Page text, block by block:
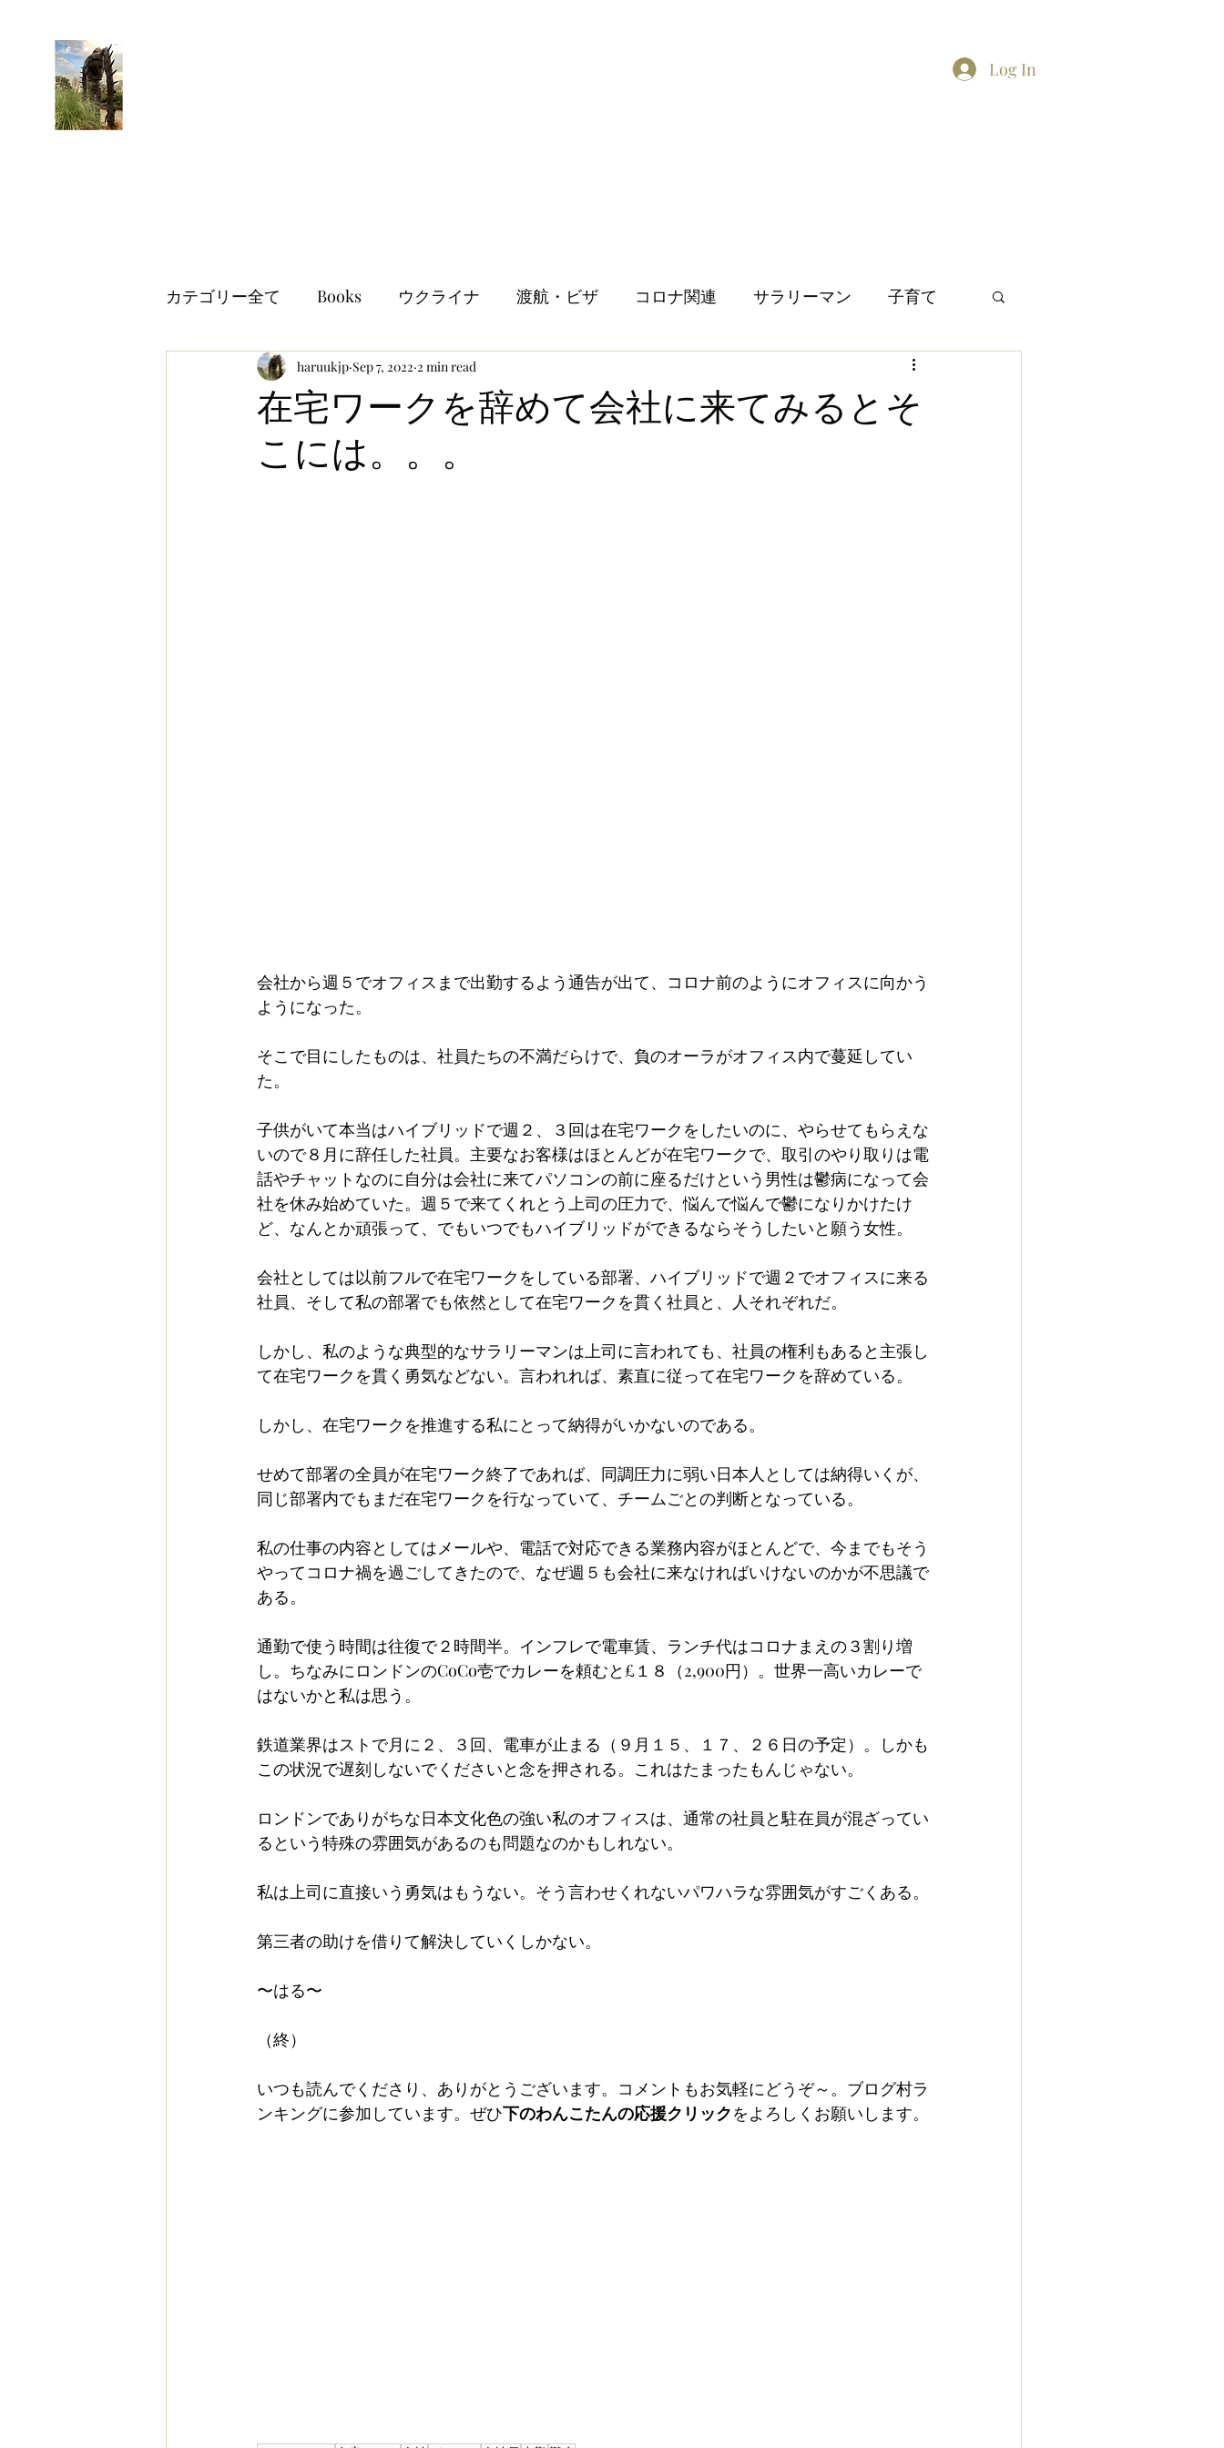
About Contact
Log In
カテゴリー全て Books ウクライナ 渡航・ビザ コロナ関連 サラリーマン 子育て
世界情勢 イギリス生活 健康 日本文化
スポーツ
在宅ワークを辞めて会社に来てみるとそ
こには。。。
haruukjp Sep 7, 2022 2 min read
会社から週５でオフィスまで出勤するよう通告が出て、コロナ前のようにオフィスに向かう
ようになった。
そこで目にしたものは、社員たちの不満だらけで、負のオーラがオフィス内で蔓延してい
た。
子供がいて本当はハイブリッドで週２、３回は在宅ワークをしたいのに、やらせてもらえな
いので８月に辞任した社員。主要なお客様はほとんどが在宅ワークで、取引のやり取りは電
話やチャットなのに自分は会社に来てパソコンの前に座るだけという男性は鬱病になって会
社を休み始めていた。週５で来てくれとう上司の圧力で、悩んで悩んで鬱になりかけたけ
ど、なんとか頑張って、でもいつでもハイブリッドができるならそうしたいと願う女性。
会社としては以前フルで在宅ワークをしている部署、ハイブリッドで週２でオフィスに来る
社員、そして私の部署でも依然として在宅ワークを貫く社員と、人それぞれだ。
しかし、私のような典型的なサラリーマンは上司に言われても、社員の権利もあると主張し
て在宅ワークを貫く勇気などない。言われれば、素直に従って在宅ワークを辞めている。
しかし、在宅ワークを推進する私にとって納得がいかないのである。
せめて部署の全員が在宅ワーク終了であれば、同調圧力に弱い日本人としては納得いくが、
同じ部署内でもまだ在宅ワークを行なっていて、チームごとの判断となっている。
私の仕事の内容としてはメールや、電話で対応できる業務内容がほとんどで、今までもそう
やってコロナ禍を過ごしてきたので、なぜ週５も会社に来なければいけないのかが不思議で
ある。
通勤で使う時間は往復で２時間半。インフレで電車賃、ランチ代はコロナまえの３割り増
し。ちなみにロンドンのCoCo壱でカレーを頼むと£１８（2,900円）。世界一高いカレーで
はないかと私は思う。
鉄道業界はストで月に２、３回、電車が止まる（９月１５、１７、２６日の予定）。しかも
この状況で遅刻しないでくださいと念を押される。これはたまったもんじゃない。
ロンドンでありがちな日本文化色の強い私のオフィスは、通常の社員と駐在員が混ざってい
るという特殊の雰囲気があるのも問題なのかもしれない。
私は上司に直接いう勇気はもうない。そう言わせくれないパワハラな雰囲気がすごくある。
第三者の助けを借りて解決していくしかない。
〜はる〜
（終）
いつも読んでくださり、ありがとうございます。コメントもお気軽にどうぞ～。ブログ村ラ
ンキングに参加しています。ぜひ下のわんこたんの応援クリックをよろしくお願いします。